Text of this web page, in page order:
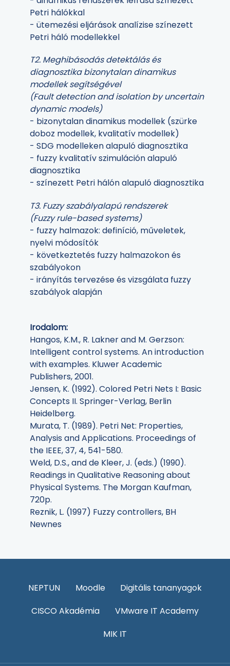
Petri hálókkal
- ütemezési eljárások analízise színezett
Petri háló modellekkel
T2. Meghibásodás detektálás és
diagnosztika bizonytalan dinamikus
modellek segítségével
(Fault detection and isolation by uncertain
dynamic models)
- bizonytalan dinamikus modellek (szürke
doboz modellek, kvalitatív modellek)
- SDG modelleken alapuló diagnosztika
- fuzzy kvalitatív szimuláción alapuló
diagnosztika
- színezett Petri hálón alapuló diagnosztika
T3. Fuzzy szabályalapú rendszerek
(Fuzzy rule-based systems)
- fuzzy halmazok: definíció, műveletek,
nyelvi módosítók
- következtetés fuzzy halmazokon és
szabályokon
- irányítás tervezése és vizsgálata fuzzy
szabályok alapján
Irodalom:
Hangos, K.M., R. Lakner and M. Gerzson:
Intelligent control systems. An introduction
with examples. Kluwer Academic
Publishers, 2001.
Jensen, K. (1992). Colored Petri Nets I: Basic
Concepts II. Springer-Verlag, Berlin
Heidelberg.
Murata, T. (1989). Petri Net: Properties,
Analysis and Applications. Proceedings of
the IEEE, 37, 4, 541-580.
Weld, D.S., and de Kleer, J. (eds.) (1990).
Readings in Qualitative Reasoning about
Physical Systems. The Morgan Kaufman,
720p.
Reznik, L. (1997) Fuzzy controllers, BH
Newnes
NEPTUN Moodle
Digitális tananyagok
CISCO Akadémia
VMware IT Academy
MIK IT